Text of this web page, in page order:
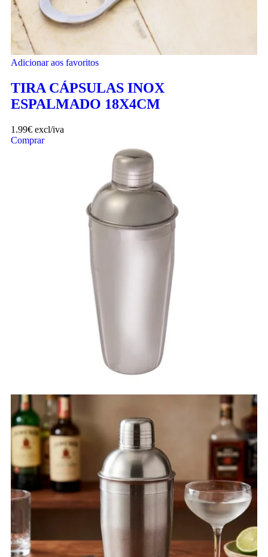
Adicionar aos favoritos
TIRA CÁPSULAS INOX
ESPALMADO 18X4CM
1.99€ excl/iva
Comprar